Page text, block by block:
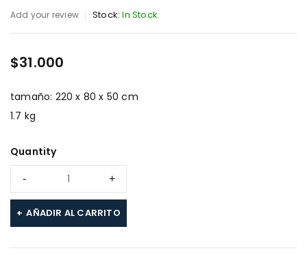
Add your review Stock: In Stock
$31.000
tamaño: 220 x 80 x 50 cm
1.7 kg
Quantity
AÑADIR AL CARRITO